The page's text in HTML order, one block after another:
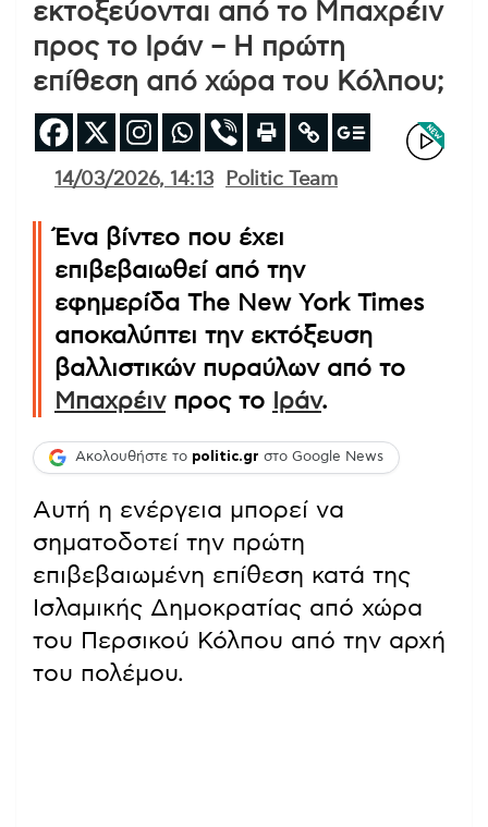
εκτοξεύονται από το Μπαχρέιν
προς το Ιράν – Η πρώτη
επίθεση από χώρα του Κόλπου;
14/03/2026, 14:13 Politic Team
Ένα βίντεο που έχει
επιβεβαιωθεί από την
εφημερίδα The New York Times
αποκαλύπτει την εκτόξευση
βαλλιστικών πυραύλων από το
Μπαχρέινπρος το Ιράν.
Ακολουθήστε το politic.gr στο Google News
Αυτή η ενέργεια μπορεί να
σηματοδοτεί την πρώτη
επιβεβαιωμένη επίθεση κατά της
Ισλαμικής Δημοκρατίας από χώρα
του Περσικού Κόλπου από την αρχή
του πολέμου.